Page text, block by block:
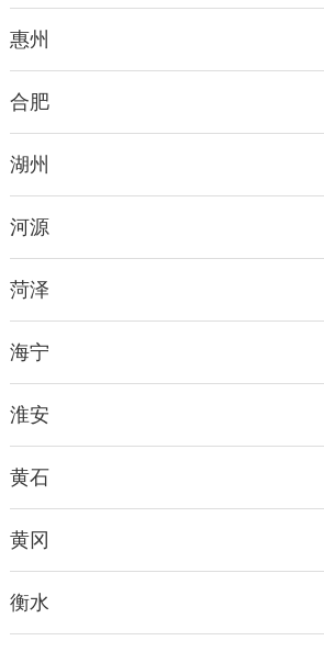
惠州
合肥
湖州
河源
菏泽
海宁
淮安
黄石
黄冈
衡水